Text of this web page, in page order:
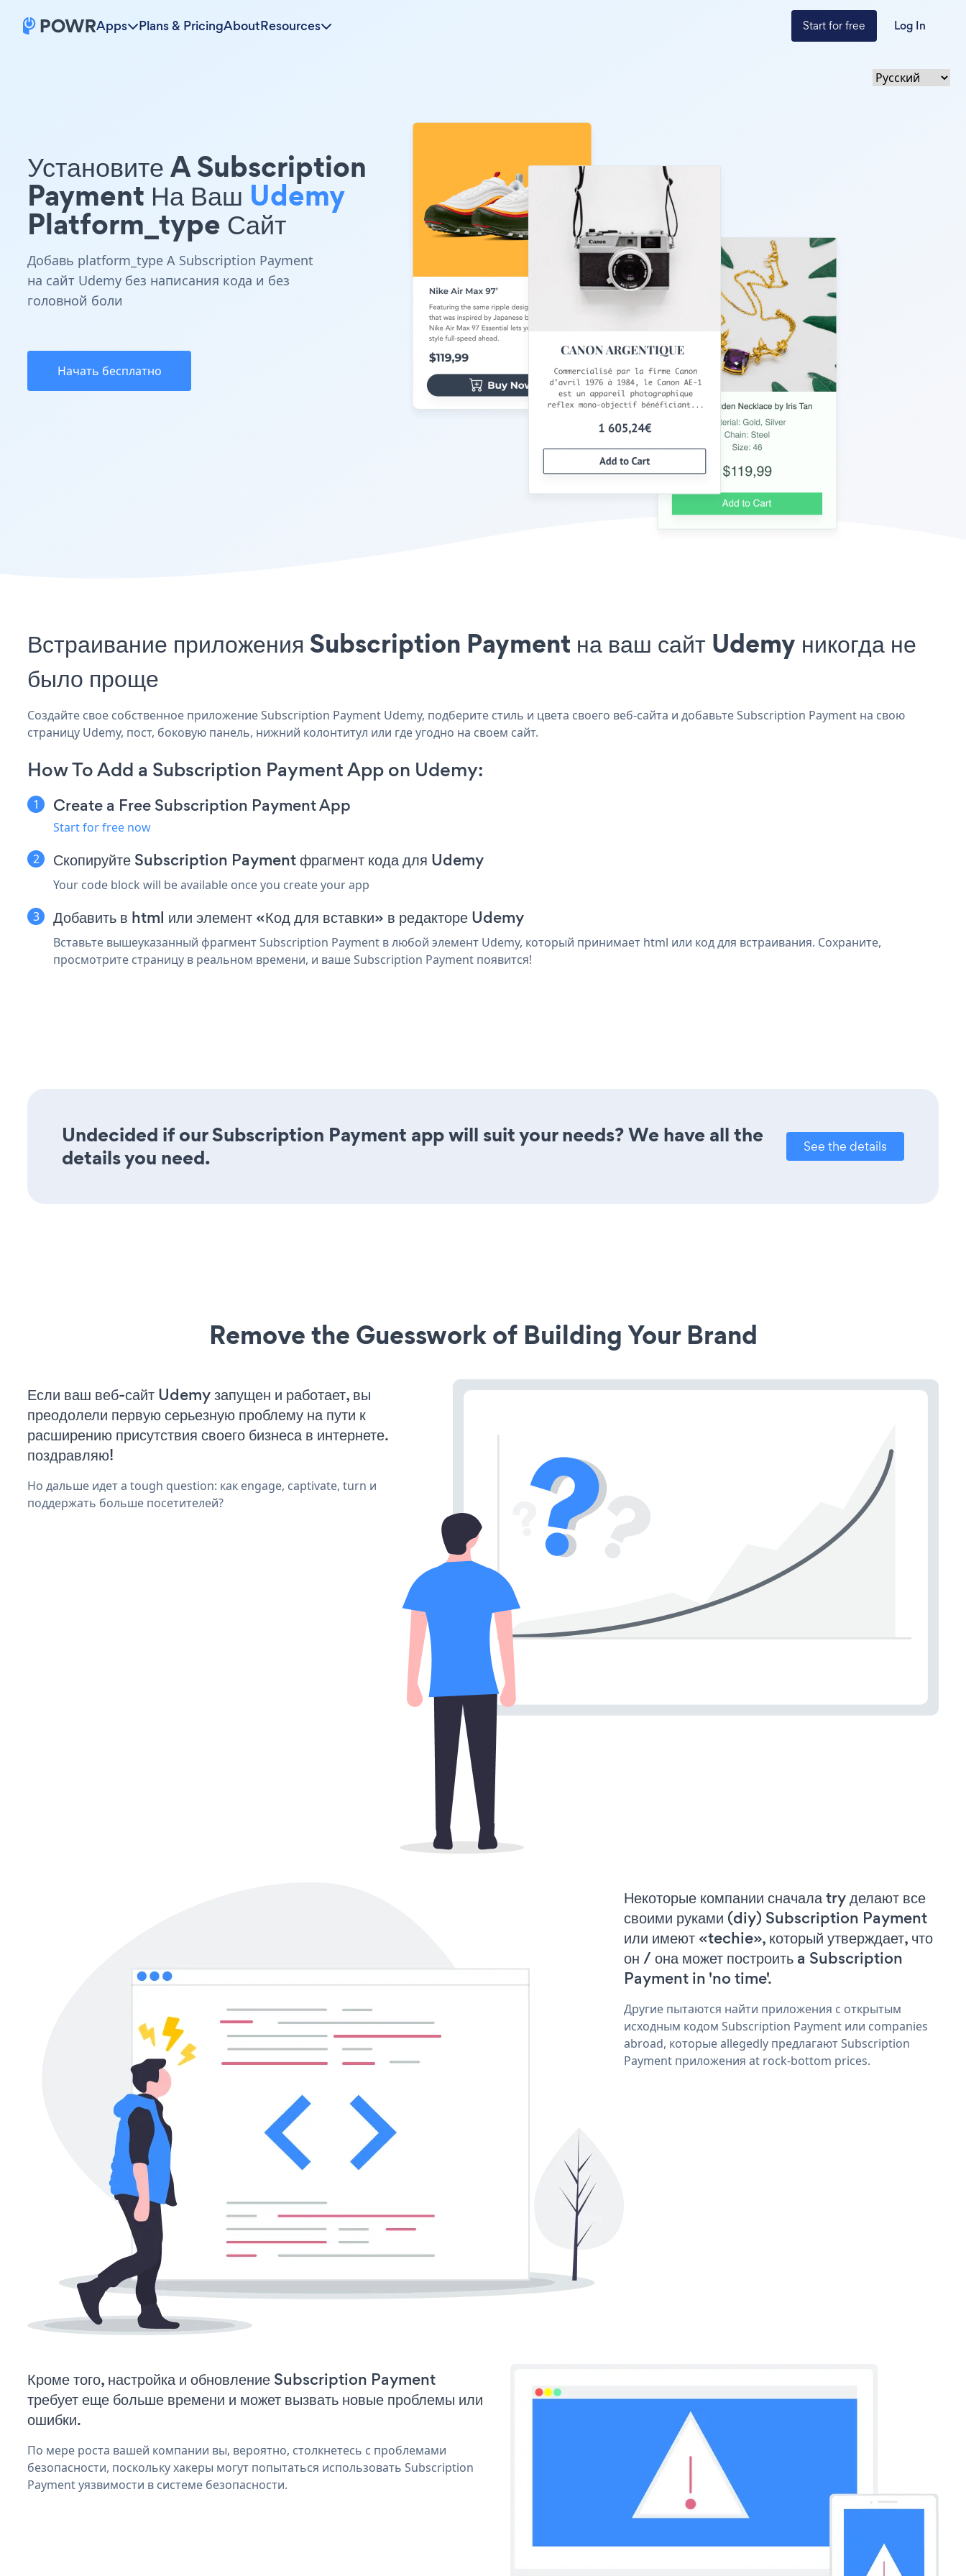
Apps Plans & PricingAboutResources Start for free Log In
Установите A Subscription
Payment На Ваш Udemy
Platform_type Сайт
Добавь platform_type A Subscription Payment
на сайт Udemy без написания кода и без
головной боли
Начать бесплатно
Встраивание приложения Subscription Payment на ваш сайт Udemy никогда не
было проще
Создайте свое собственное приложение Subscription Payment Udemy, подберите стиль и цвета своего веб-сайта и добавьте Subscription Payment на свою
страницу Udemy, пост, боковую панель, нижний колонтитул или где угодно на своем сайт.
How To Add a Subscription Payment App on Udemy:
Create a Free Subscription Payment App
Start for free now
Скопируйте Subscription Payment фрагмент кода для Udemy
Your code block will be available once you create your app
Добавить в html или элемент «Код для вставки» в редакторе Udemy
Вставьте вышеуказанный фрагмент Subscription Payment в любой элемент Udemy, который принимает html или код для встраивания. Сохраните,
просмотрите страницу в реальном времени, и ваше Subscription Payment появится!
Undecided if our Subscription Payment app will suit your needs? We have all the
details you need.
See the details
Remove the Guesswork of Building Your Brand
Если ваш веб-сайт Udemy запущен и работает, вы
преодолели первую серьезную проблему на пути к
расширению присутствия своего бизнеса в интернете.
поздравляю!
Но дальше идет a tough question: как engage, captivate, turn и
поддержать больше посетителей?
Некоторые компании сначала try делают все
своими руками (diy) Subscription Payment
или имеют «techie», который утверждает, что
он / она может построить a Subscription
Payment in 'no time'.
Другие пытаются найти приложения с открытым
исходным кодом Subscription Payment или companies
abroad, которые allegedly предлагают Subscription
Payment приложения at rock-bottom prices.
Кроме того, настройка и обновление Subscription Payment
требует еще больше времени и может вызвать новые проблемы или
ошибки.
По мере роста вашей компании вы, вероятно, столкнетесь с проблемами
безопасности, поскольку хакеры могут попытаться использовать Subscription
Payment уязвимости в системе безопасности.